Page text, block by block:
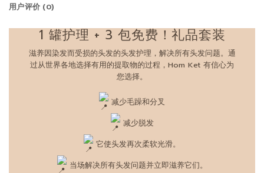
用户评价 (0)
1 罐护理 + 3 包免费！礼品套装
滋养因染发而受损的头发的头发护理，解决所有头发问题。通
过从世界各地选择有用的提取物的过程，Hom Ket 有信心为
您选择。
减少毛躁和分叉
减少脱发
它使头发再次柔软光滑。
当场解决所有头发问题并立即滋养它们。